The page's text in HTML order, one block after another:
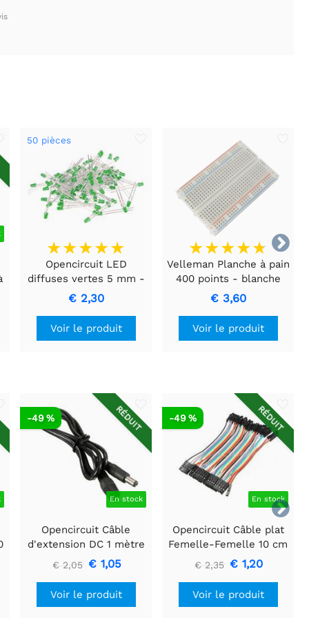

50 pièces
Opencircuit LED
diffuses vertes 5 mm -
50 pièces
€ 2,30
Voir le produit
Velleman Planche à pain
400 points - blanche
€ 3,60
Voir le produit

RÉDUIT
En stock
-49 %
Opencircuit Câble
d'extension DC 1 mètre
5,5 mm x 2,1 mm
€ 2,05 € 1,05
Voir le produit
RÉDUIT
En stock
-49 %
Opencircuit Câble plat
Femelle-Femelle 10 cm
40 pièces
€ 2,35 € 1,20
Voir le produit